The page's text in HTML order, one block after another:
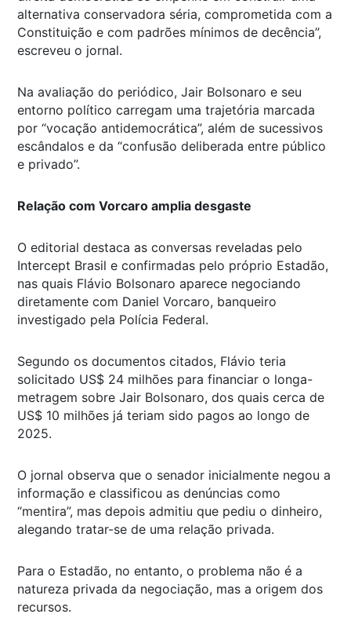
alternativa conservadora séria, comprometida com a
Constituição e com padrões mínimos de decência”,
escreveu o jornal.
Na avaliação do periódico, Jair Bolsonaro e seu
entorno político carregam uma trajetória marcada
por “vocação antidemocrática”, além de sucessivos
escândalos e da “confusão deliberada entre público
e privado”.
Relação com Vorcaro amplia desgaste
O editorial destaca as conversas reveladas pelo
Intercept Brasil e confirmadas pelo próprio Estadão,
nas quais Flávio Bolsonaro aparece negociando
diretamente com Daniel Vorcaro, banqueiro
investigado pela Polícia Federal.
Segundo os documentos citados, Flávio teria
solicitado US$ 24 milhões para financiar o longa-
metragem sobre Jair Bolsonaro, dos quais cerca de
US$ 10 milhões já teriam sido pagos ao longo de
2025.
O jornal observa que o senador inicialmente negou a
informação e classificou as denúncias como
“mentira”, mas depois admitiu que pediu o dinheiro,
alegando tratar-se de uma relação privada.
Para o Estadão, no entanto, o problema não é a
natureza privada da negociação, mas a origem dos
recursos.